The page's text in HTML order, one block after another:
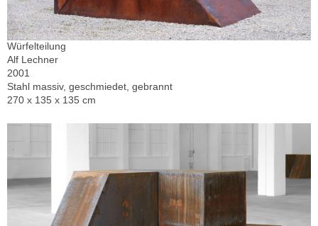
Würfelteilung
Alf Lechner
2001
Stahl massiv, geschmiedet, gebrannt
270 x 135 x 135 cm